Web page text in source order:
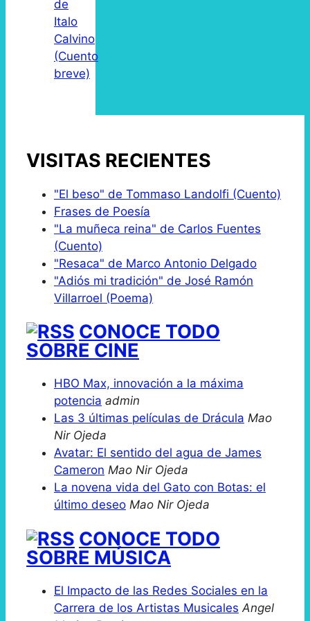
de
Italo
Calvino
(Cuento
breve)
VISITAS RECIENTES
"El beso" de Tommaso Landolfi (Cuento)
Frases de Poesía
"La muñeca reina" de Carlos Fuentes
(Cuento)
"Resaca" de Marco Antonio Delgado
"Adiós mi tradición" de José Ramón
Villarroel (Poema)
CONOCE TODO
SOBRE CINE
HBO Max, innovación a la máxima
potencia admin
Las 3 últimas películas de Drácula Mao
Nir Ojeda
Avatar: El sentido del agua de James
Cameron Mao Nir Ojeda
La novena vida del Gato con Botas: el
último deseo Mao Nir Ojeda
CONOCE TODO
SOBRE MÚSICA
El Impacto de las Redes Sociales en la
Carrera de los Artistas Musicales Angel